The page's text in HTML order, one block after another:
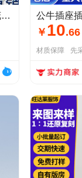
厂家直供各种规格实心滚花销 不锈钢碳钢滚花销 插销搓花轴定位销
￥ 10.66
材质保障 先